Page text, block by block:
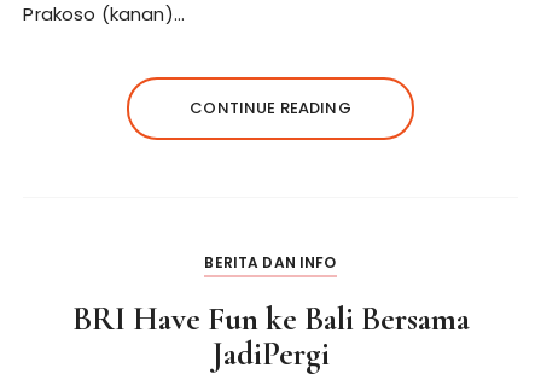
Prakoso (kanan)…
CONTINUE READING
BERITA DAN INFO
BRI Have Fun ke Bali Bersama
JadiPergi